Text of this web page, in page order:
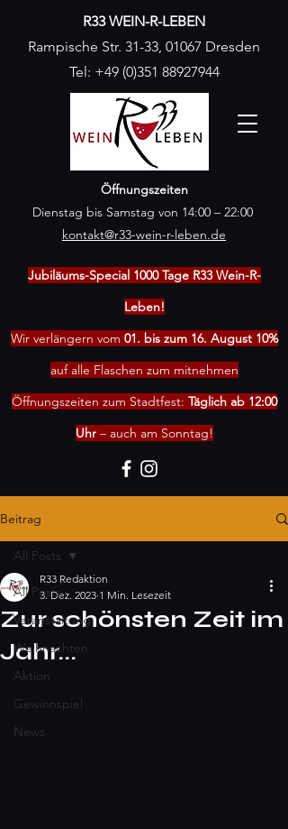
Öffnungszeiten
Dienstag bis Samstag von 14:00 – 22:00
kontakt@r33-wein-r-leben.de
R33 WEIN-R-LEBEN
Rampische Str. 31-33, 01067 Dresden
Tel: +49 (0)351 88927944
Jubiläums-Special 1000 Tage R33 Wein-R-
Leben!
Wir verlängern vom 01. bis zum 16. August 10%
auf alle Flaschen zum mitnehmen
Öffnungszeiten zum Stadtfest: Täglich ab 12:00
Uhr– auch am Sonntag!
Beitrag
All Posts
Veranstaltung
Weihnachten
Aktion
Gewinnspiel
News
All Posts
Zur schönsten Zeit im
Jahr...
R33 Redaktion
3. Dez. 2023 1 Min. Lesezeit